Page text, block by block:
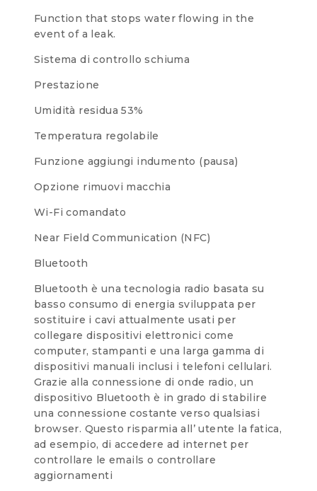
Function that stops water flowing in the
event of a leak.
Sistema di controllo schiuma
Prestazione
Umidità residua 53%
Temperatura regolabile
Funzione aggiungi indumento (pausa)
Opzione rimuovi macchia
Wi-Fi comandato
Near Field Communication (NFC)
Bluetooth
Bluetooth è una tecnologia radio basata su
basso consumo di energia sviluppata per
sostituire i cavi attualmente usati per
collegare dispositivi elettronici come
computer, stampanti e una larga gamma di
dispositivi manuali inclusi i telefoni cellulari.
Grazie alla connessione di onde radio, un
dispositivo Bluetooth è in grado di stabilire
una connessione costante verso qualsiasi
browser. Questo risparmia all’ utente la fatica,
ad esempio, di accedere ad internet per
controllare le emails o controllare
aggiornamenti